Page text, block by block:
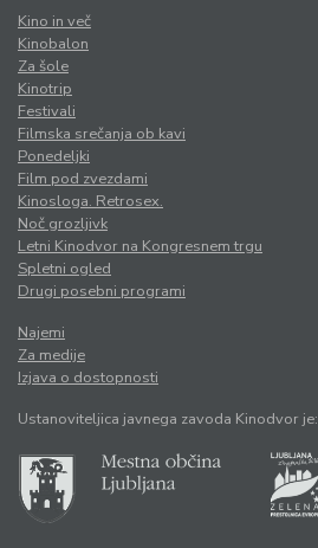
Kino in več
Kinobalon
Za šole
Kinotrip
Festivali
Filmska srečanja ob kavi
Ponedeljki
Film pod zvezdami
Kinosloga. Retrosex.
Noč grozljivk
Letni Kinodvor na Kongresnem trgu
Spletni ogled
Drugi posebni programi
Najemi
Za medije
Izjava o dostopnosti
Ustanoviteljica javnega zavoda Kinodvor je: